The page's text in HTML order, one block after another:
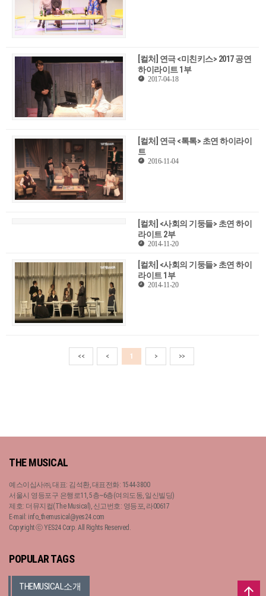
[컬처] 연극 <미친키스> 2017 공연
하이라이트 1부
2017-04-18
[컬처] 연극 <톡톡> 초연 하이라이
트
2016-11-04
[컬처] <사회의 기둥들> 초연 하이
라이트 2부
2014-11-20
[컬처] <사회의 기둥들> 초연 하이
라이트 1부
2014-11-20
<< < 1 > >>
THE MUSICAL
예스이십사㈜, 대표: 김석환, 대표전화: 1544-3800
서울시 영등포구 은행로11, 5층~6층(여의도동, 일신빌딩)
제호: 더뮤지컬(The Musical), 신고번호: 영등포, 라00617
E-mail: info_themusical@yes24.com
Copyright ⓒ YES24 Corp. All Rights Reserved.
POPULAR TAGS
THEMUSICAL소개